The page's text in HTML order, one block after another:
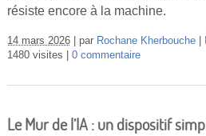
résiste encore à la machine.
14 mars 2026 par Rochane Kherbouche
1480 visites
0 commentaire
Le Mur de l’IA : un dispositif